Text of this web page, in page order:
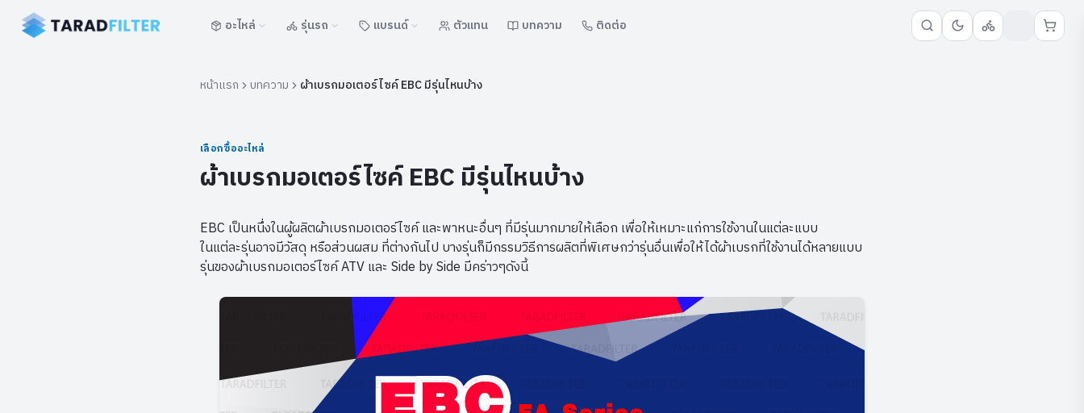
อะไหล่ รุ่นรถ แบรนด์ ตัวแทน บทความ ติดต่อ
หน้าแรก บทความ ผ้าเบรกมอเตอร์ไซค์ EBC มีรุ่นไหนบ้าง
เลือกซื้ออะไหล่
ผ้าเบรกมอเตอร์ไซค์ EBC มีรุ่นไหนบ้าง
EBC เป็นหนึ่งในผู้ผลิตผ้าเบรกมอเตอร์ไซค์ และพาหนะอื่นๆ ที่มีรุ่นมากมายให้เลือก เพื่อให้เหมาะแก่การใช้งานในแต่ละแบบ
ในแต่ละรุ่นอาจมีวัสดุ หรือส่วนผสม ที่ต่างกันไป บางรุ่นก็มีกรรมวิธีการผลิตที่พิเศษกว่ารุ่นอื่นเพื่อให้ได้ผ้าเบรกที่ใช้งานได้หลายแบบ
รุ่นของผ้าเบรกมอเตอร์ไซค์ ATV และ Side by Side มีคร่าวๆดังนี้